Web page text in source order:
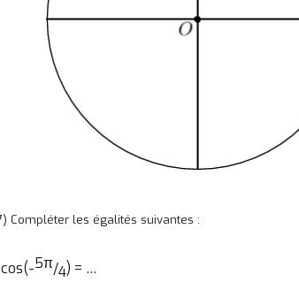
Compléter les égalités suivantes :
cos(-5π/4) = …